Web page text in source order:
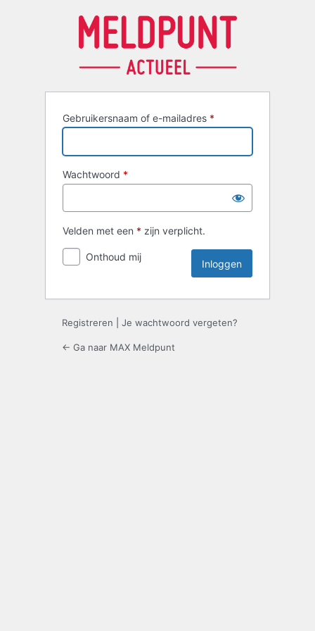
Gebruikersnaam of e-mailadres *
Wachtwoord *
Velden met een * zijn verplicht.
Onthoud mij
Registreren Je wachtwoord vergeten?
← Ga naar MAX Meldpunt